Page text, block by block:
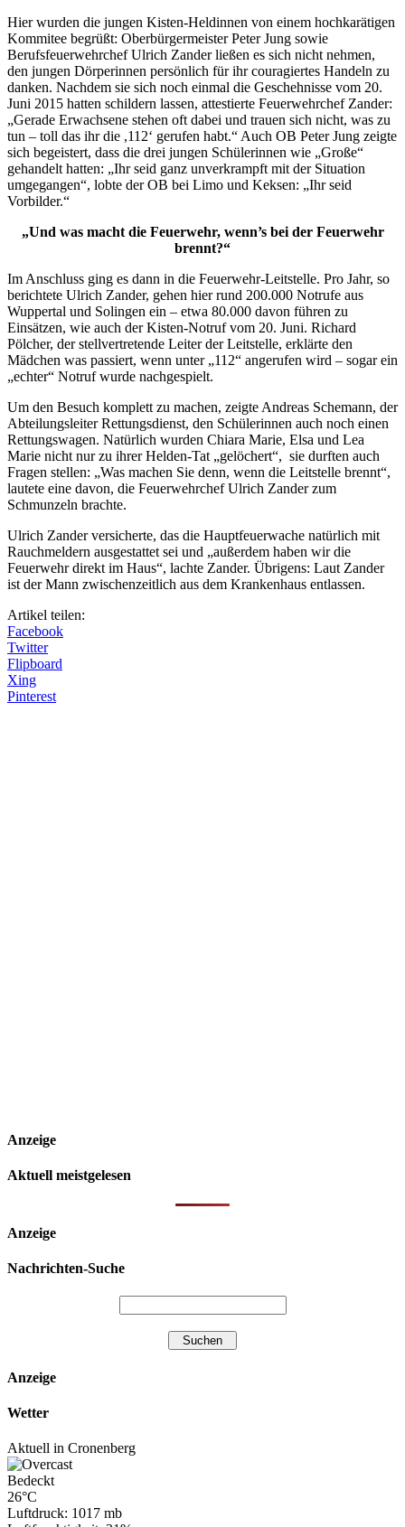
Hier wurden die jungen Kisten-Heldinnen von einem hochkarätigen
Kommitee begrüßt: Oberbürgermeister Peter Jung sowie
Berufsfeuerwehrchef Ulrich Zander ließen es sich nicht nehmen,
den jungen Dörperinnen persönlich für ihr couragiertes Handeln zu
danken. Nachdem sie sich noch einmal die Geschehnisse vom 20.
Juni 2015 hatten schildern lassen, attestierte Feuerwehrchef Zander:
„Gerade Erwachsene stehen oft dabei und trauen sich nicht, was zu
tun – toll das ihr die ,112‘ gerufen habt.“ Auch OB Peter Jung zeigte
sich begeistert, dass die drei jungen Schülerinnen wie „Große“
gehandelt hatten: „Ihr seid ganz unverkrampft mit der Situation
umgegangen“, lobte der OB bei Limo und Keksen: „Ihr seid
Vorbilder.“
„Und was macht die Feuerwehr, wenn’s bei der Feuerwehr
brennt?“
Im Anschluss ging es dann in die Feuerwehr-Leitstelle. Pro Jahr, so
berichtete Ulrich Zander, gehen hier rund 200.000 Notrufe aus
Wuppertal und Solingen ein – etwa 80.000 davon führen zu
Einsätzen, wie auch der Kisten-Notruf vom 20. Juni. Richard
Pölcher, der stellvertretende Leiter der Leitstelle, erklärte den
Mädchen was passiert, wenn unter „112“ angerufen wird – sogar ein
„echter“ Notruf wurde nachgespielt.
Um den Besuch komplett zu machen, zeigte Andreas Schemann, der
Abteilungsleiter Rettungsdienst, den Schülerinnen auch noch einen
Rettungswagen. Natürlich wurden Chiara Marie, Elsa und Lea
Marie nicht nur zu ihrer Helden-Tat „gelöchert“, sie durften auch
Fragen stellen: „Was machen Sie denn, wenn die Leitstelle brennt“,
lautete eine davon, die Feuerwehrchef Ulrich Zander zum
Schmunzeln brachte.
Ulrich Zander versicherte, das die Hauptfeuerwache natürlich mit
Rauchmeldern ausgestattet sei und „außerdem haben wir die
Feuerwehr direkt im Haus“, lachte Zander. Übrigens: Laut Zander
ist der Mann zwischenzeitlich aus dem Krankenhaus entlassen.
Artikel teilen:
Facebook
Twitter
Flipboard
Xing
Pinterest
Anzeige
Aktuell meistgelesen
Anzeige
Nachrichten-Suche
Anzeige
Wetter
Aktuell in Cronenberg
Bedeckt
26°C
Luftdruck: 1017 mb